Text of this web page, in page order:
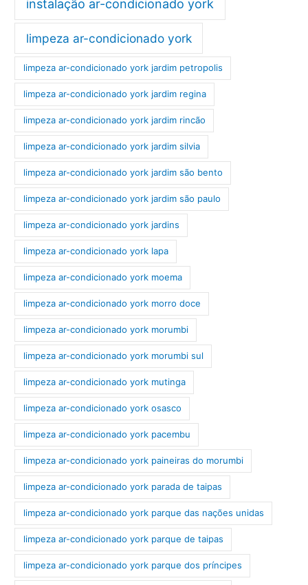
instalação ar-condicionado york
limpeza ar-condicionado york
limpeza ar-condicionado york jardim petropolis
limpeza ar-condicionado york jardim regina
limpeza ar-condicionado york jardim rincão
limpeza ar-condicionado york jardim silvia
limpeza ar-condicionado york jardim são bento
limpeza ar-condicionado york jardim são paulo
limpeza ar-condicionado york jardins
limpeza ar-condicionado york lapa
limpeza ar-condicionado york moema
limpeza ar-condicionado york morro doce
limpeza ar-condicionado york morumbi
limpeza ar-condicionado york morumbi sul
limpeza ar-condicionado york mutinga
limpeza ar-condicionado york osasco
limpeza ar-condicionado york pacembu
limpeza ar-condicionado york paineiras do morumbi
limpeza ar-condicionado york parada de taipas
limpeza ar-condicionado york parque das nações unidas
limpeza ar-condicionado york parque de taipas
limpeza ar-condicionado york parque dos príncipes